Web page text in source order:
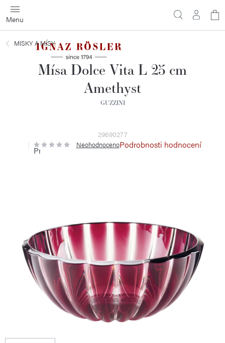
Přejít
na
obsah
MISKY A MÍSY
Mísa Dolce Vita L 25 cm
Amethyst
GUZZINI
29690277
Průměrné
hodnocení
NeohodnocenoPodrobnosti hodnocení